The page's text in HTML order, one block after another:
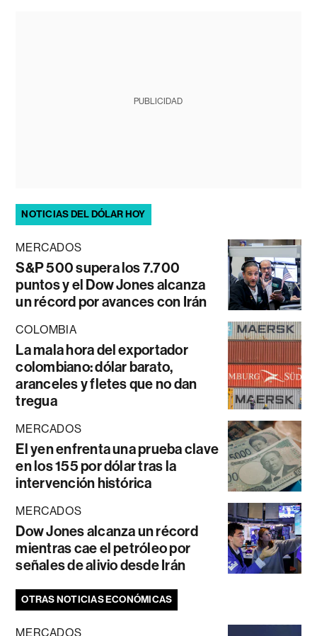
PUBLICIDAD
NOTICIAS DEL DÓLAR HOY
MERCADOS
S&P 500 supera los 7.700
puntos y el Dow Jones alcanza
un récord por avances con Irán
COLOMBIA
La mala hora del exportador
colombiano: dólar barato,
aranceles y fletes que no dan
tregua
MERCADOS
El yen enfrenta una prueba clave
en los 155 por dólar tras la
intervención histórica
MERCADOS
Dow Jones alcanza un récord
mientras cae el petróleo por
señales de alivio desde Irán
OTRAS NOTICIAS ECONÓMICAS
MERCADOS